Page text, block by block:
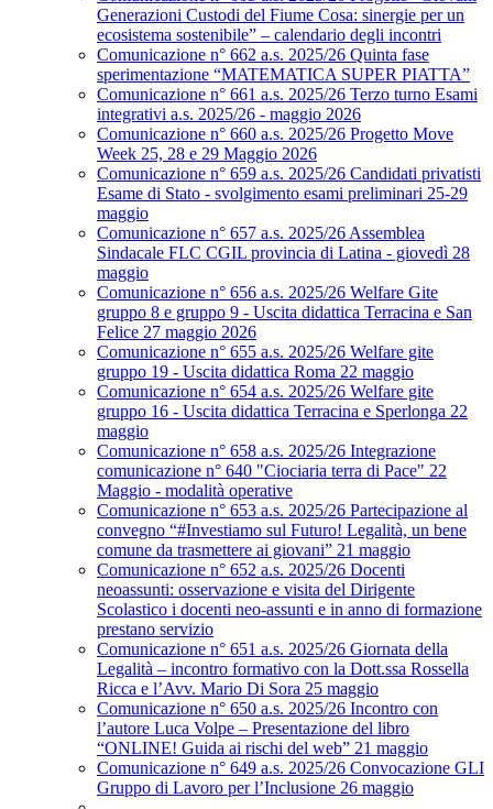
Generazioni Custodi del Fiume Cosa: sinergie per un
ecosistema sostenibile” – calendario degli incontri
Comunicazione n° 662 a.s. 2025/26 Quinta fase
sperimentazione “MATEMATICA SUPER PIATTA”
Comunicazione n° 661 a.s. 2025/26 Terzo turno Esami
integrativi a.s. 2025/26 - maggio 2026
Comunicazione n° 660 a.s. 2025/26 Progetto Move
Week 25, 28 e 29 Maggio 2026
Comunicazione n° 659 a.s. 2025/26 Candidati privatisti
Esame di Stato - svolgimento esami preliminari 25-29
maggio
Comunicazione n° 657 a.s. 2025/26 Assemblea
Sindacale FLC CGIL provincia di Latina - giovedì 28
maggio
Comunicazione n° 656 a.s. 2025/26 Welfare Gite
gruppo 8 e gruppo 9 - Uscita didattica Terracina e San
Felice 27 maggio 2026
Comunicazione n° 655 a.s. 2025/26 Welfare gite
gruppo 19 - Uscita didattica Roma 22 maggio
Comunicazione n° 654 a.s. 2025/26 Welfare gite
gruppo 16 - Uscita didattica Terracina e Sperlonga 22
maggio
Comunicazione n° 658 a.s. 2025/26 Integrazione
comunicazione n° 640 "Ciociaria terra di Pace" 22
Maggio - modalità operative
Comunicazione n° 653 a.s. 2025/26 Partecipazione al
convegno “#Investiamo sul Futuro! Legalità, un bene
comune da trasmettere ai giovani” 21 maggio
Comunicazione n° 652 a.s. 2025/26 Docenti
neoassunti: osservazione e visita del Dirigente
Scolastico i docenti neo-assunti e in anno di formazione
prestano servizio
Comunicazione n° 651 a.s. 2025/26 Giornata della
Legalità – incontro formativo con la Dott.ssa Rossella
Ricca e l’Avv. Mario Di Sora 25 maggio
Comunicazione n° 650 a.s. 2025/26 Incontro con
l’autore Luca Volpe – Presentazione del libro
“ONLINE! Guida ai rischi del web” 21 maggio
Comunicazione n° 649 a.s. 2025/26 Convocazione GLI
Gruppo di Lavoro per l’Inclusione 26 maggio